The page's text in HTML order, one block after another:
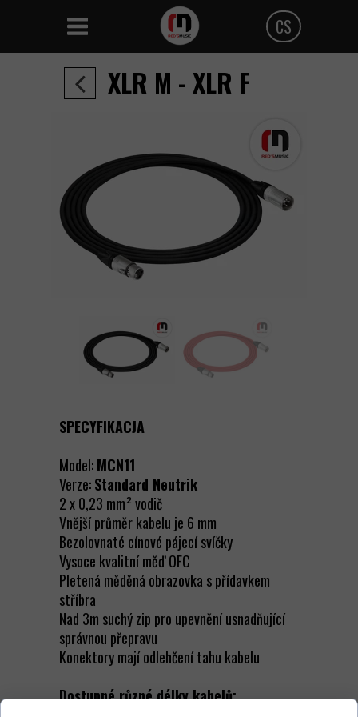
CS
Polski
XLR M - XLR F
SPECYFIKACJA
Model:MCN11
Verze:Standard Neutrik
2 x 0,23 mm² vodič
Vnější průměr kabelu je 6 mm
Bezolovnaté cínové pájecí svíčky
Vysoce kvalitní měď OFC
Pletená měděná obrazovka s přídavkem
stříbra
Nad 3m suchý zip pro upevnění usnadňující
správnou přepravu
Konektory mají odlehčení tahu kabelu
Dostupné různé délky kabelů: